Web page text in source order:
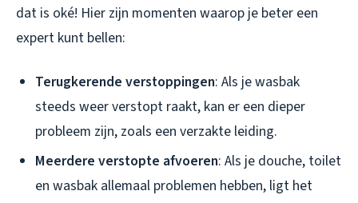
dat is oké! Hier zijn momenten waarop je beter een
expert kunt bellen:
Terugkerende verstoppingen: Als je wasbak
steeds weer verstopt raakt, kan er een dieper
probleem zijn, zoals een verzakte leiding.
Meerdere verstopte afvoeren: Als je douche, toilet
en wasbak allemaal problemen hebben, ligt het